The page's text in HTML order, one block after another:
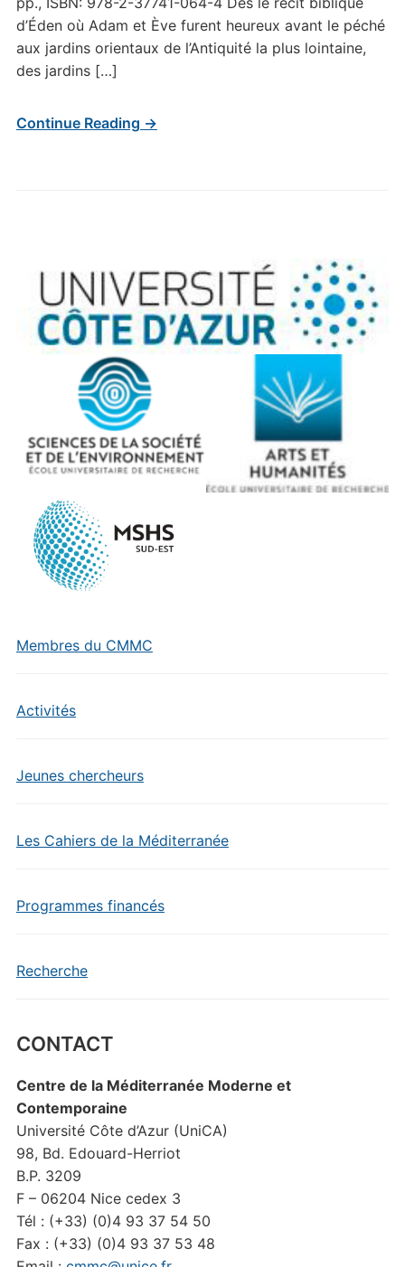
Membres du CMMC
Activités
Jeunes chercheurs
Les Cahiers de la Méditerranée
Programmes financés
Recherche
CONTACT
Centre de la Méditerranée Moderne et
Contemporaine
Université Côte d’Azur (UniCA)
98, Bd. Edouard-Herriot
B.P. 3209
F – 06204 Nice cedex 3
Tél : (+33) (0)4 93 37 54 50
Fax : (+33) (0)4 93 37 53 48
d’Éden où Adam et Ève furent heureux avant le péché
aux jardins orientaux de l’Antiquité la plus lointaine,
des jardins […]
Continue Reading →